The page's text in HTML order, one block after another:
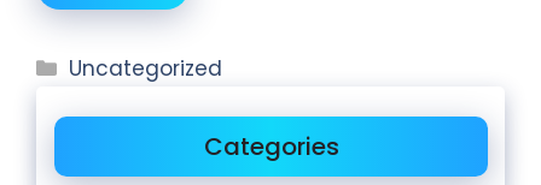
Uncategorized
Categories